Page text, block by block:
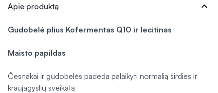
Apie produktą expand_more
Gudobelė plius Kofermentas Q10 ir lecitinas
Maisto papildas
Česnakai ir gudobelės padeda palaikyti normalią širdies ir
kraujagyslių sveikatą